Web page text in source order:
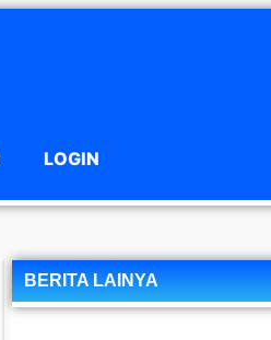
LOGIN
BERITA LAINYA